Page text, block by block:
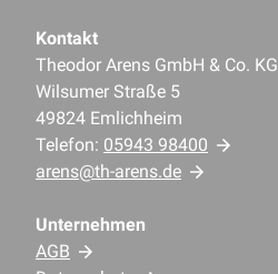
Kontakt
Theodor Arens GmbH & Co. KG
Wilsumer Straße 5
49824 Emlichheim
Telefon: 05943 98400
arens@th-arens.de
Unternehmen
AGB